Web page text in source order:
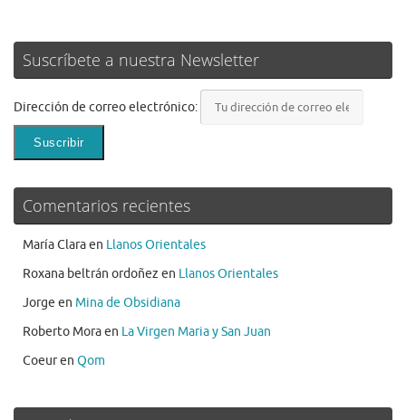
Suscríbete a nuestra Newsletter
Dirección de correo electrónico:
Comentarios recientes
María Claraen Llanos Orientales
Roxana beltrán ordoñez en Llanos Orientales
Jorge en Mina de Obsidiana
Roberto Moraen La Virgen Maria y San Juan
Coeuren Qom